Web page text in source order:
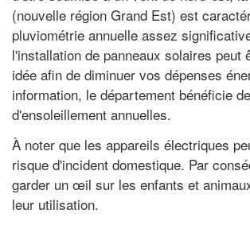
(nouvelle région Grand Est) est
pluviométrie annuelle assez
l'installation de panneaux solaires peut
idée afin de diminuer vos dépenses
information, le département bénéficie
d'ensoleillement annuelles.
À noter que les appareils électriques
risque d'incident domestique. Par
garder un œil sur les enfants et
leur utilisation.